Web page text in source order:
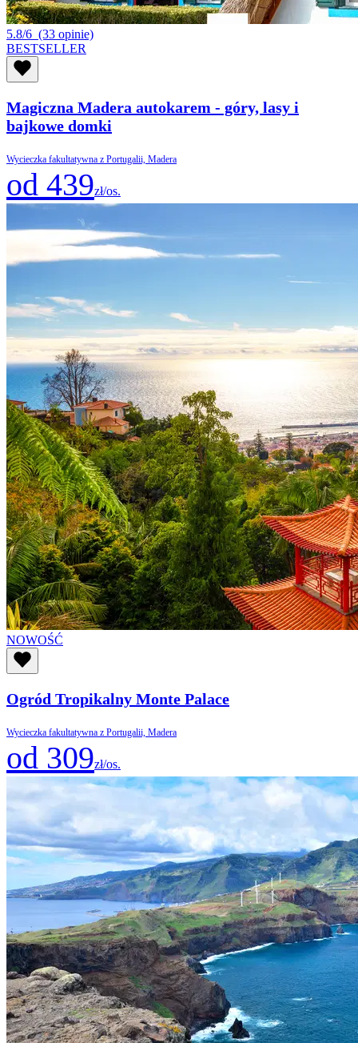
5.8/6 (33 opinie)
BESTSELLER
Magiczna Madera autokarem - góry, lasy i
bajkowe domki
Wycieczka fakultatywna z Portugalii, Madera
od 439zł/os.
NOWOŚĆ
Ogród Tropikalny Monte Palace
Wycieczka fakultatywna z Portugalii, Madera
od 309zł/os.